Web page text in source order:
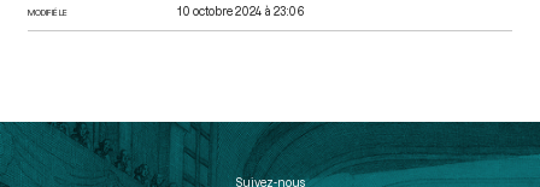
MODIFIÉ LE 10 octobre 2024 à 23:06
Suivez-nous